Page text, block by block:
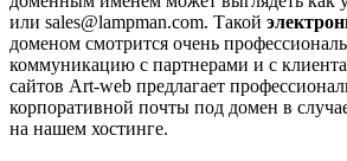
или sales@lampman.com. Такой
доменом смотрится очень
коммуникацию с партнерами и с
сайтов Аrt-web предлагает
корпоративной почты под домен в
на нашем хостинге.